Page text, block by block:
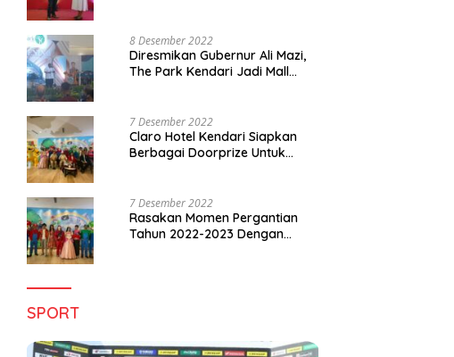
8 Desember 2022
Diresmikan Gubernur Ali Mazi,
The Park Kendari Jadi Mall
7 Desember 2022
Claro Hotel Kendari Siapkan
Berbagai Doorprize Untuk
7 Desember 2022
Rasakan Momen Pergantian
Tahun 2022-2023 Dengan
SPORT